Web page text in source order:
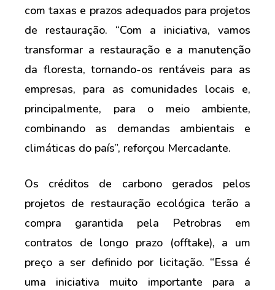
com taxas e prazos adequados para projetos
de restauração. “Com a iniciativa, vamos
transformar a restauração e a manutenção
da floresta, tornando-os rentáveis para as
empresas, para as comunidades locais e,
principalmente, para o meio ambiente,
combinando as demandas ambientais e
climáticas do país”, reforçou Mercadante.
Os créditos de carbono gerados pelos
projetos de restauração ecológica terão a
compra garantida pela Petrobras em
contratos de longo prazo (offtake), a um
preço a ser definido por licitação. “Essa é
uma iniciativa muito importante para a